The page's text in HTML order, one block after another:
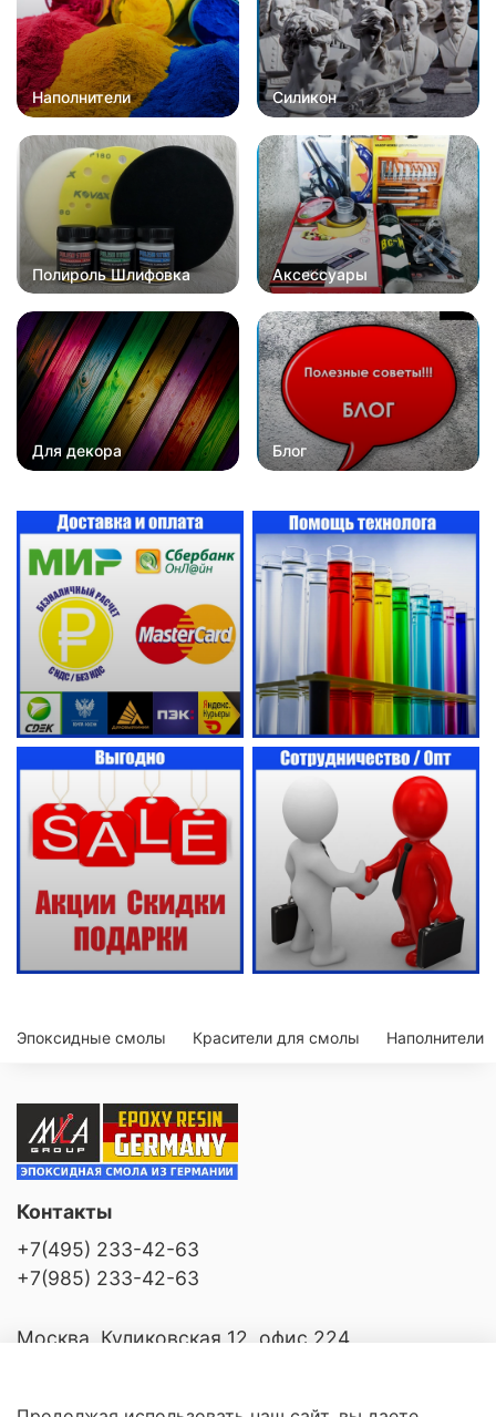
Наполнители Силикон
Полироль Шлифовка Аксессуары
Для декора Блог
Эпоксидные смолы Красители для смолы Наполнители
Контакты
+7(495) 233-42-63
+7(985) 233-42-63
Москва, Куликовская 12, офис 224